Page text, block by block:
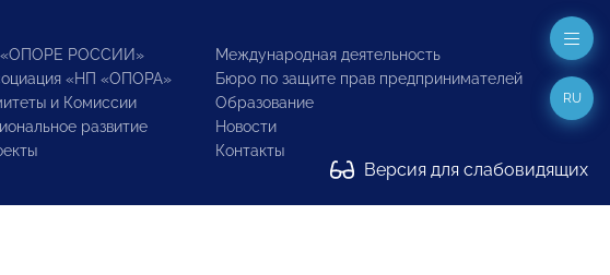
РОССИИ»
«НП «ОПОРА»
и Комиссии
развитие
Международная деятельность
Бюро по защите прав предпринимателей
Образование
Новости
Контакты
Версия для слабовидящих
RU